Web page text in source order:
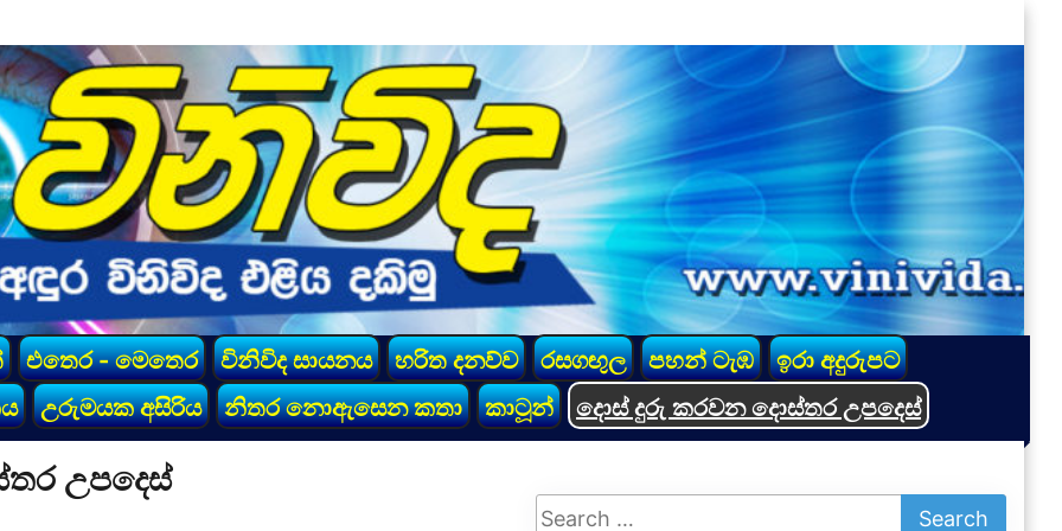
එතෙර - මෙතෙර විනිවිද සායනය හරිත දනව්ව රසගඟුල පහන් ටැඹ
ඉරා අදුරුපට
උරුමයක අසිරිය නිතර නොඇසෙන කතා කාටූන් දොස් දුරු කරවන දොස්තර උපදෙස්
උපදෙස්